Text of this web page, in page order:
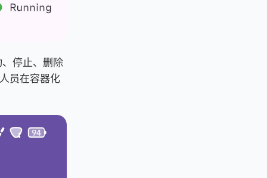
停止、删除
员在容器化